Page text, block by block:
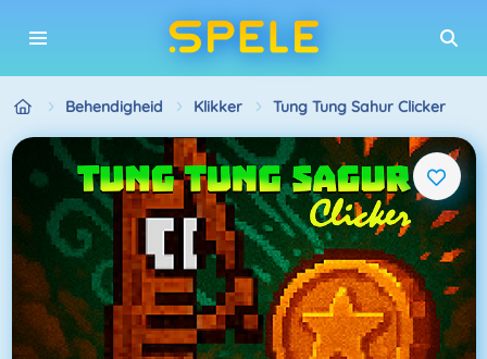
Behendigheid Klikker Tung Tung Sahur Clicker